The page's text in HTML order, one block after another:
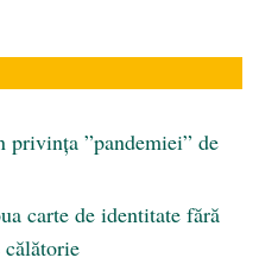
”pandemiei” de
carte de identitate fără